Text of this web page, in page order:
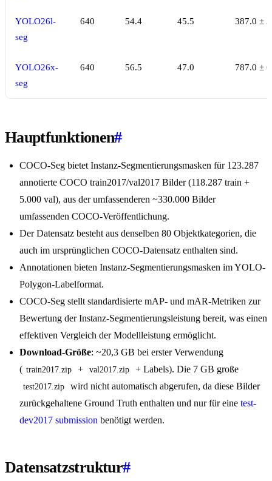
YOLO26l-
seg
640 54.4 45.5 387.0 ±
YOLO26x-
seg
640 56.5 47.0 787.0 ±
Hauptfunktionen#
COCO-Seg bietet Instanz-Segmentierungsmasken für 123.287
annotierte COCO train2017/val2017 Bilder (118.287 train +
5.000 val), aus der umfassenderen ~330.000 Bilder
umfassenden COCO-Veröffentlichung.
Der Datensatz besteht aus denselben 80 Objektkategorien, die
auch im ursprünglichen COCO-Datensatz enthalten sind.
Annotationen bieten Instanz-Segmentierungsmasken im YOLO-
Polygon-Labelformat.
COCO-Seg stellt standardisierte mAP- und mAR-Metriken zur
Bewertung der Instanz-Segmentierungsleistung bereit, was einen
effektiven Vergleich der Modellleistung ermöglicht.
Download-Größe: ~20,3 GB bei erster Verwendung
( train2017.zip + val2017.zip + Labels). Die 7 GB große
test2017.zip
wird nicht automatisch abgerufen, da diese Bilder
zurückgehaltene Ground Truth enthalten und nur für eine test-
dev2017 submission benötigt werden.
Datensatzstruktur#